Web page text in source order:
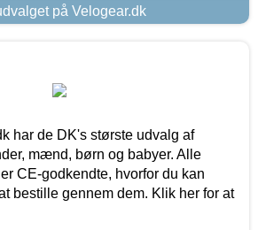
på Velogear.dk
har de DK's største udvalg af
mænd, børn og babyer. Alle
CE-godkendte, hvorfor du kan
bestille gennem dem. Klik her for at